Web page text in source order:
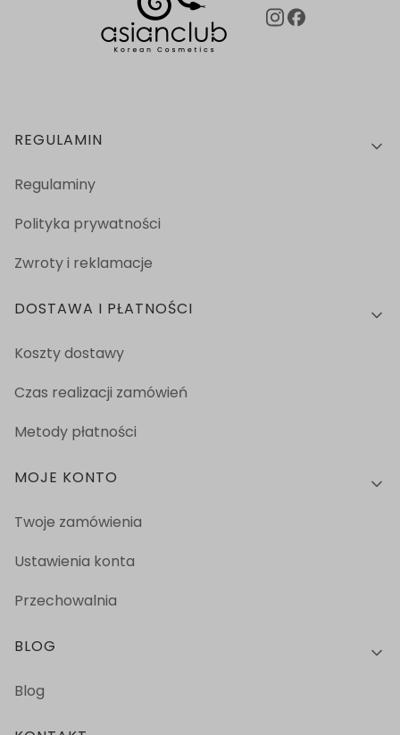
Linki w stopce
REGULAMIN
Regulaminy
Polityka prywatności
Zwroty i reklamacje
DOSTAWA I PŁATNOŚCI
Koszty dostawy
Czas realizacji zamówień
Metody płatności
MOJE KONTO
Twoje zamówienia
Ustawienia konta
Przechowalnia
BLOG
Blog